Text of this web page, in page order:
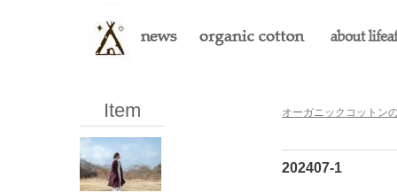
オーガニックコットン
202407-1
Item